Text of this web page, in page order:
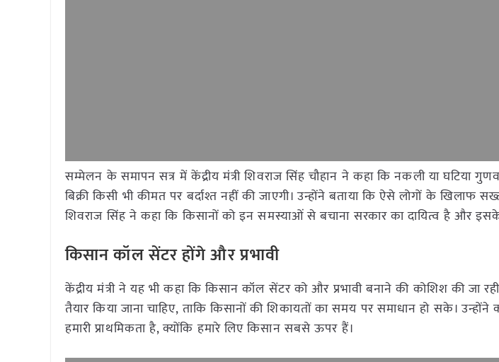
सम्मेलन के समापन सत्र में केंद्रीय मंत्री शिवराज सिंह चौहान ने कहा कि नकली या घटिया
बिक्री किसी भी कीमत पर बर्दाश्त नहीं की जाएगी। उन्होंने बताया कि ऐसे लोगों के खिलाफ
शिवराज सिंह ने कहा कि किसानों को इन समस्याओं से बचाना सरकार का दायित्व है और
किसान कॉल सेंटर होंगे और प्रभावी
केंद्रीय मंत्री ने यह भी कहा कि किसान कॉल सेंटर को और प्रभावी बनाने की कोशिश की जा
तैयार किया जाना चाहिए, ताकि किसानों की शिकायतों का समय पर समाधान हो सके। उन्होंने
हमारी प्राथमिकता है, क्योंकि हमारे लिए किसान सबसे ऊपर हैं।